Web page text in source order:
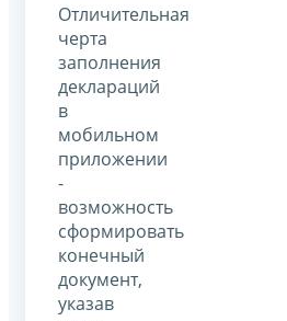
Отличительная
черта
заполнения
деклараций
в
мобильном
приложении
-
возможность
сформировать
конечный
документ,
указав